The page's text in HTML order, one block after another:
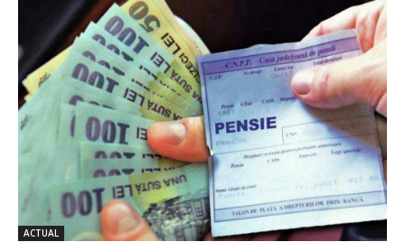
ACTUAL